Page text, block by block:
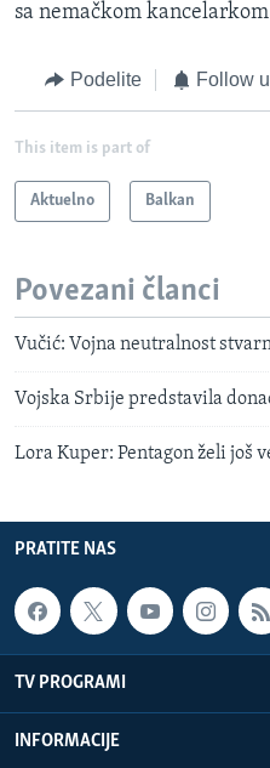
sa nemačkom kancelarkom
Podelite Follow
This item is part of
Aktuelno Balkan
Povezani članci
Vučić: Vojna neutralnost
Vojska Srbije predstavila
Lora Kuper: Pentagon želi još
PRATITE NAS
TV PROGRAMI
INFORMACIJE